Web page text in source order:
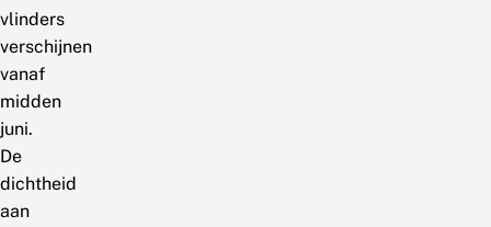
vlinders
verschijnen
vanaf
midden
juni.
De
dichtheid
aan